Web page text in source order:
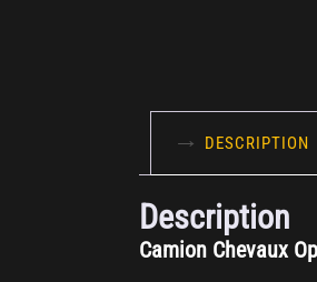
DESCRIPTION
Description
Camion Chevaux